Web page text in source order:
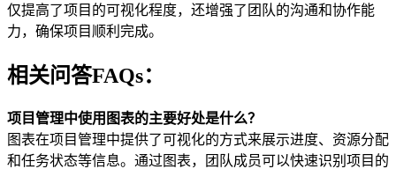
仅提高了项目的可视化程度，还增强了团队的沟通和协作能
力，确保项目顺利完成。
相关问答FAQs：
项目管理中使用图表的主要好处是什么？
图表在项目管理中提供了可视化的方式来展示进度、资源分配
和任务状态等信息。通过图表，团队成员可以快速识别项目的